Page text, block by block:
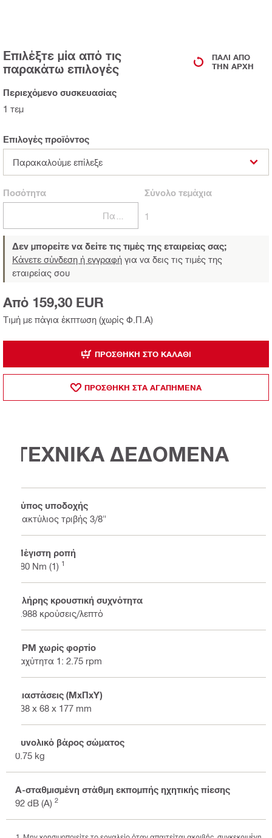
Επιλέξτε μία από τις
παρακάτω επιλογές
ΠΆΛΙ ΑΠΌ
ΤΗΝ ΑΡΧΉ
Περιεχόμενο συσκευασίας
1 τεμ
Επιλογές προϊόντος
Παρακαλούμε επίλεξε
Ποσότητα Σύνολοτεμάχια
1
Δεν μπορείτε να δείτε τις τιμές της εταιρείας σας;
Κάνετε σύνδεση ή εγγραφή για να δεις τις τιμές της
εταιρείας σου
Τιμή με πάγια έκπτωση (χωρίς Φ.Π.Α)
Από 159,30 EUR
ΠΡΟΣΘΉΚΗ ΣΤΟ ΚΑΛΆΘΙ
ΠΡΟΣΘΗΚΗ ΣΤΑ ΑΓΑΠΗΜΕΝΑ
ΤΕΧΝΙΚΑ ΔΕΔΟΜΕΝΑ
Τύπος υποδοχής
Δακτύλιος τριβής 3/8"
Μέγιστη ροπή
180 Nm (1) 1
Πλήρης κρουστική συχνότητα
3.988 κρούσεις/λεπτό
RPM χωρίς φορτίο
ταχύτητα 1: 2.75 rpm
Διαστάσεις (ΜxΠxΥ)
138 x 68 x 177 mm
Συνολικό βάρος σώματος
0.75 kg
Α-σταθμισμένη στάθμη εκπομπής ηχητικής πίεσης
92 dB (A) 2